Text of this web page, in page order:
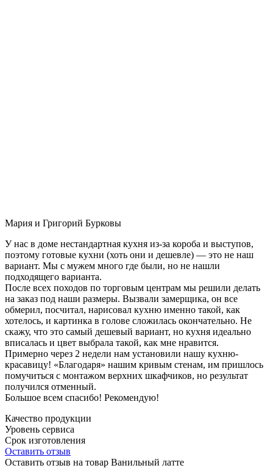
Мария и Григорий Бурковы
У нас в доме нестандартная кухня из-за короба и выступов,
поэтому готовые кухни (хоть они и дешевле) — это не наш
вариант. Мы с мужем много где были, но не нашли
подходящего варианта.
После всех походов по торговым центрам мы решили делать
на заказ под наши размеры. Вызвали замерщика, он все
обмерил, посчитал, нарисовал кухню именно такой, как
хотелось, и картинка в голове сложилась окончательно. Не
скажу, что это самый дешевый вариант, но кухня идеально
вписалась и цвет выбрала такой, как мне нравится.
Примерно через 2 недели нам установили нашу кухню-
красавицу! «Благодаря» нашим кривым стенам, им пришлось
помучиться с монтажом верхних шкафчиков, но результат
получился отменный.
Большое всем спасибо! Рекомендую!
Качество продукции
Уровень сервиса
Срок изготовления
Оставить отзыв
Оставить отзыв на товар Ванильный латте